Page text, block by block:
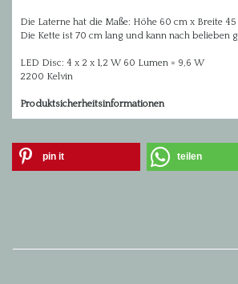
Die Laterne hat die Maße: Höhe 60 cm x Breite
Die Kette ist 70 cm lang und kann nach belieben
LED Disc: 4 x 2 x 1,2 W 60 Lumen = 9,6 W
2200 Kelvin
Produktsicherheitsinformationen
pin it teilen